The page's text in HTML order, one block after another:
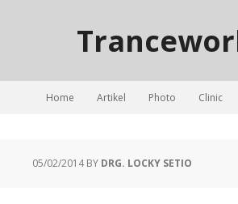
Home Artikel Photo Clinic
05/02/2014BY DRG. LOCKY SETIO